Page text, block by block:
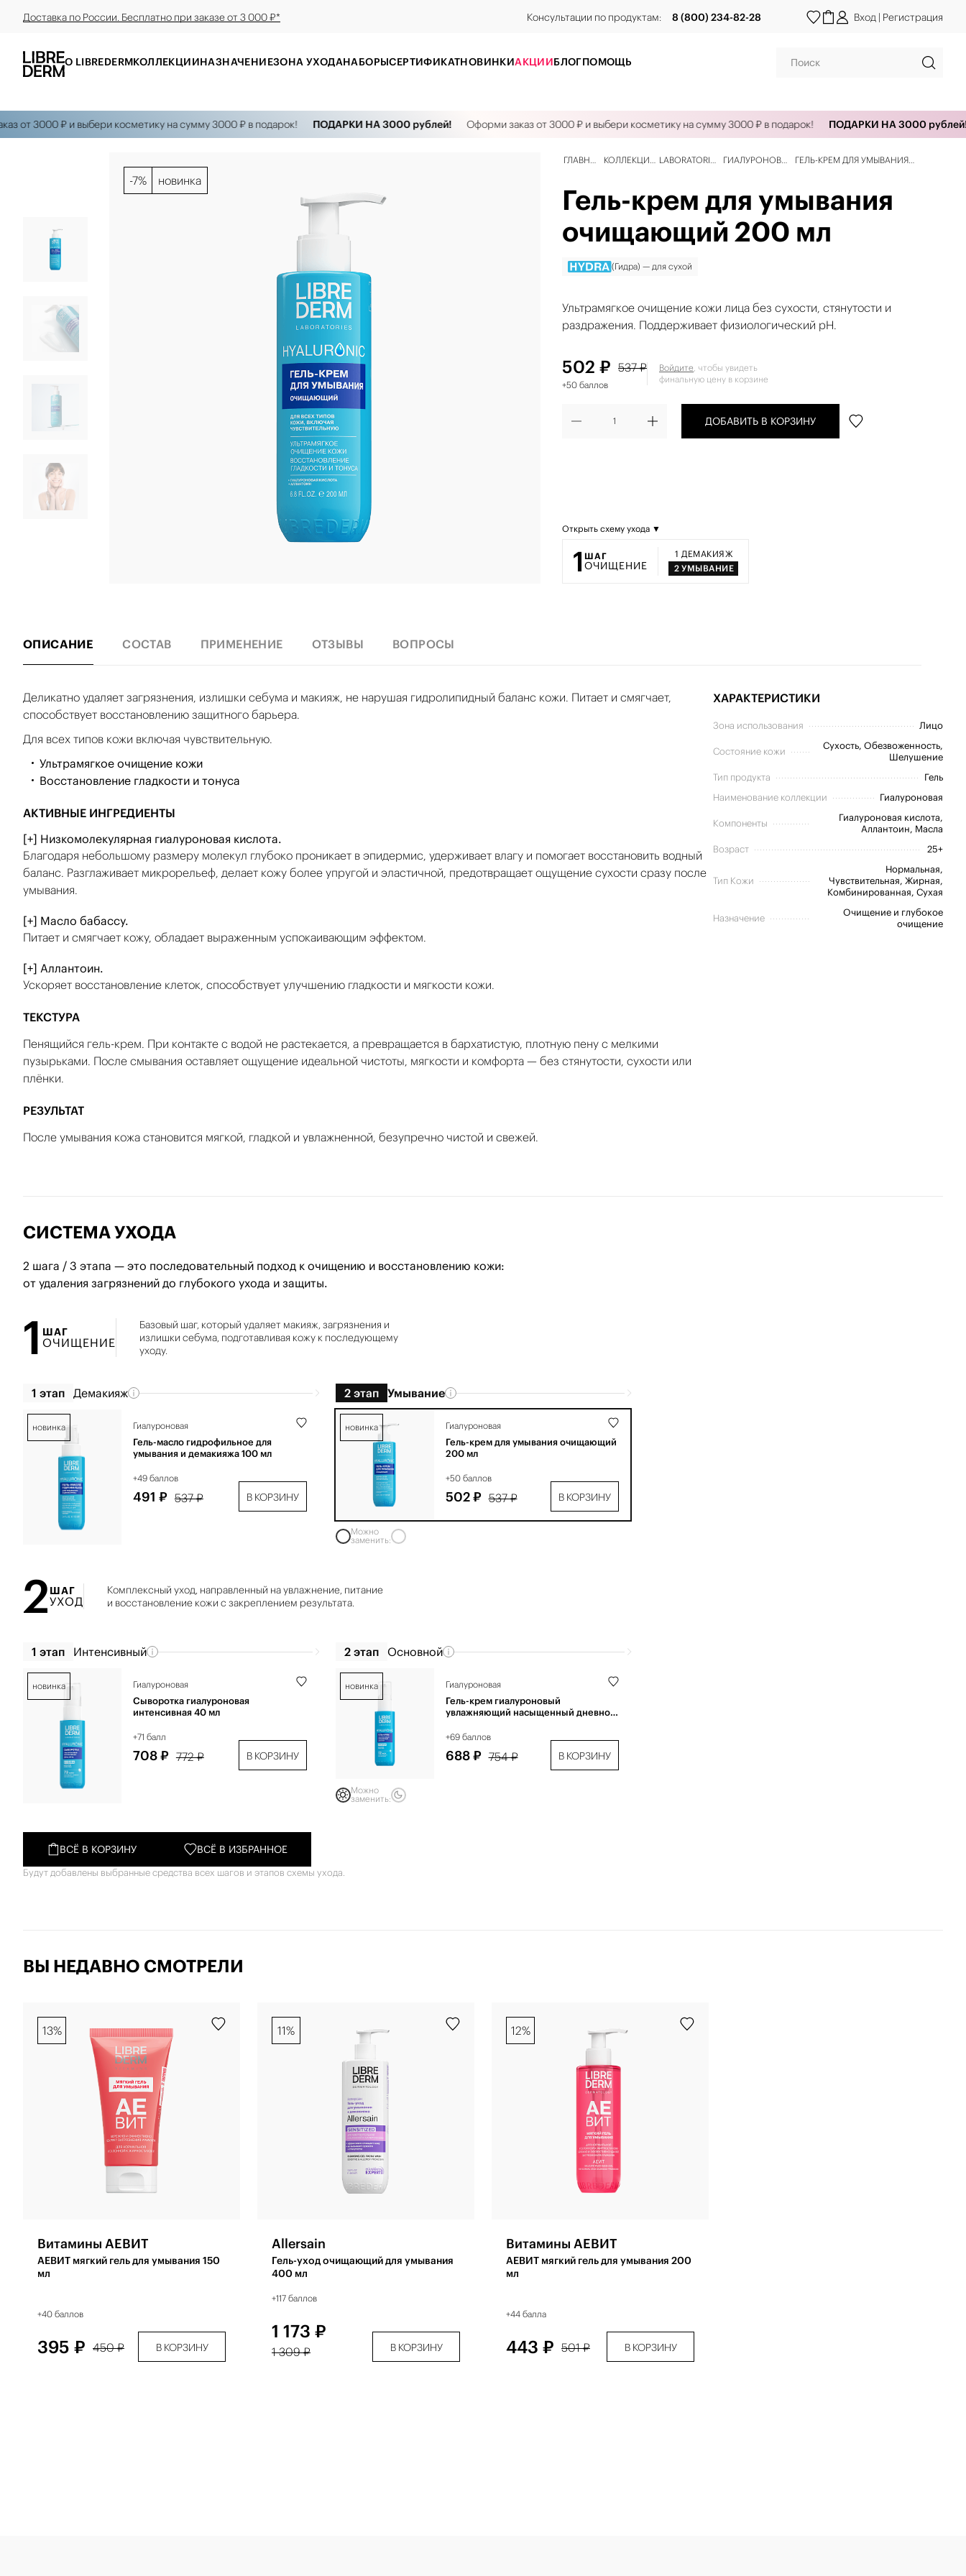
Доставка по России. Бесплатно при заказе от 3 000 ₽* Консультации по продуктам: 8 (800) 234-82-28
О LIBREDERMКОЛЛЕКЦИИНАЗНАЧЕНИЕЗОНА УХОДАНАБОРЫCЕРТИФИКАТНОВИНКИАКЦИИБЛОГПОМОЩЬ
Вход | Регистрация
3000 ₽ и выбери косметику на сумму 3000 ₽ в подарок! ПОДАРКИ НА 3000 рублей! Оформи заказ от 3000 ₽ и выбери косметику на сумму 3000 ₽ в подарок! ПОДАРКИ НА 3000 рублей!
ГЛАВНАЯ КОЛЛЕКЦИИ LABORATORIES ГИАЛУРОНОВАЯ
ГЕЛЬ-КРЕМ ДЛЯ УМЫВАНИЯ
Гель-крем для умывания
очищающий 200 мл
-7% новинка
(Гидра) — для сухой
Ультрамягкое очищение кожи лица без сухости, стянутости и
раздражения. Поддерживает физиологический рН.
+50 баллов
502 ₽ 537 ₽ Войдите, чтобы увидеть
финальную цену в корзине
ДОБАВИТЬ В КОРЗИНУ
Открыть схему ухода ▼
1 ШАГ
ОЧИЩЕНИЕ
1 ДЕМАКИЯЖ
2 УМЫВАНИЕ
ОПИСАНИЕ СОСТАВ ПРИМЕНЕНИЕ ОТЗЫВЫ ВОПРОСЫ
Деликатно удаляет загрязнения, излишки себума и макияж, не нарушая гидролипидный баланс кожи. Питает и смягчает,
способствует восстановлению защитного барьера.
Для всех типов кожи включая чувствительную.
Ультрамягкое очищение кожи
Восстановление гладкости и тонуса
АКТИВНЫЕ ИНГРЕДИЕНТЫ
[+] Низкомолекулярная гиалуроновая кислота.
Благодаря небольшому размеру молекул глубоко проникает в эпидермис, удерживает влагу и помогает восстановить водный
баланс. Разглаживает микрорельеф, делает кожу более упругой и эластичной, предотвращает ощущение сухости сразу после
умывания.
[+] Масло бабассу.
Питает и смягчает кожу, обладает выраженным успокаивающим эффектом.
[+] Аллантоин.
Ускоряет восстановление клеток, способствует улучшению гладкости и мягкости кожи.
ТЕКСТУРА
Пенящийся гель-крем. При контакте с водой не растекается, а превращается в бархатистую, плотную пену с мелкими
пузырьками. После смывания оставляет ощущение идеальной чистоты, мягкости и комфорта — без стянутости, сухости или
плёнки.
РЕЗУЛЬТАТ
После умывания кожа становится мягкой, гладкой и увлажненной, безупречно чистой и свежей.
ХАРАКТЕРИСТИКИ
Зона использования Лицо
Состояние кожи
Сухость, Обезвоженность,
Шелушение
Тип продукта
Гель
Наименование коллекции
Гиалуроновая
Компоненты
Гиалуроновая кислота,
Аллантоин, Масла
Возраст
25+
Тип Кожи
Нормальная,
Чувствительная, Жирная,
Комбинированная, Сухая
Назначение
Очищение и глубокое
очищение
СИСТЕМА УХОДА
2 шага / 3 этапа — это последовательный подход к очищению и восстановлению кожи:
от удаления загрязнений до глубокого ухода и защиты.
1 ШАГ
ОЧИЩЕНИЕ
Базовый шаг, который удаляет макияж, загрязнения и
излишки себума, подготавливая кожу к последующему
уходу.
1 этап Демакияж
Гиалуроновая
Гель-масло гидрофильное для
умывания и демакияжа 100 мл
+49 баллов
491 ₽ 537 ₽ В КОРЗИНУ
новинка
2 этап Умывание
Гиалуроновая
Гель-крем для умывания очищающий
200 мл
+50 баллов
502 ₽ 537 ₽ В КОРЗИНУ
новинка
Можно
заменить:
2 ШАГ
УХОД
Комплексный уход, направленный на увлажнение, питание
и восстановление кожи с закреплением результата.
1 этап Интенсивный
Гиалуроновая
Сыворотка гиалуроновая
интенсивная 40 мл
+71 балл
708 ₽ 772 ₽ В КОРЗИНУ
новинка
2 этап Основной
Гиалуроновая
Гель-крем гиалуроновый
увлажняющий насыщенный дневной
+69 баллов
688 ₽ 754 ₽ В КОРЗИНУ
новинка
Можно
заменить:
ВСЁ В КОРЗИНУ ВСЁ В ИЗБРАННОЕ
Будут добавлены выбранные средства всех шагов и этапов схемы ухода.
ВЫ НЕДАВНО СМОТРЕЛИ
Витамины АЕВИТ
АЕВИТ мягкий гель для умывания 150
мл
+40 баллов
395 ₽ 450 ₽ В КОРЗИНУ
13%
Allersain
Гель-уход очищающий для умывания
400 мл
+117 баллов
1 173 ₽
1 309 ₽ В КОРЗИНУ
11%
Витамины АЕВИТ
АЕВИТ мягкий гель для умывания 200
мл
+44 балла
443 ₽ 501 ₽ В КОРЗИНУ
12%